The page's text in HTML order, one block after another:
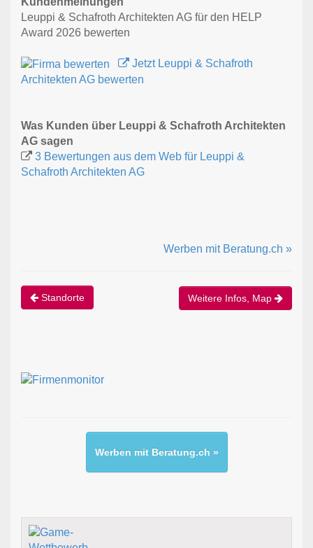
Leuppi & Schafroth Architekten AG für den HELP
Award 2026 bewerten
Jetzt Leuppi & Schafroth
Architekten AG bewerten
Was Kunden über Leuppi & Schafroth Architekten
AG sagen
3 Bewertungen aus dem Web für Leuppi &
Schafroth Architekten AG
Werben mit Beratung.ch »
Standorte Weitere Infos, Map
Werben mit Beratung.ch »